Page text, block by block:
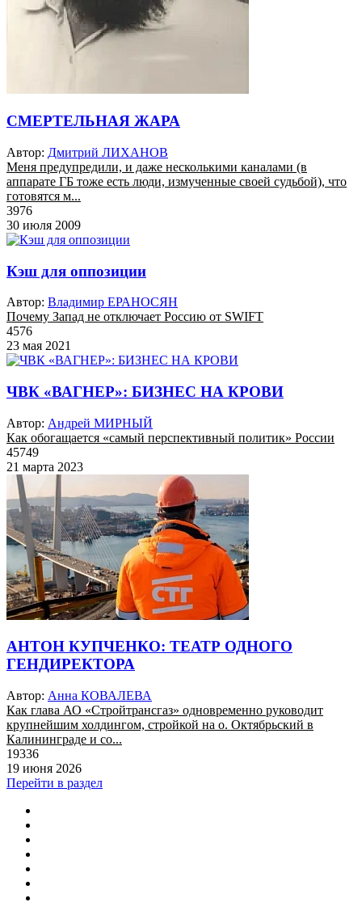
СМЕРТЕЛЬНАЯ ЖАРА
Автор: Дмитрий ЛИХАНОВ
Меня предупредили, и даже несколькими каналами (в
аппарате ГБ тоже есть люди, измученные своей судьбой), что
готовятся м...
3976
30 июля 2009
Кэш для оппозиции
Автор: Владимир ЕРАНОСЯН
Почему Запад не отключает Россию от SWIFT
4576
23 мая 2021
ЧВК «ВАГНЕР»: БИЗНЕС НА КРОВИ
Автор: Андрей МИРНЫЙ
Как обогащается «самый перспективный политик» России
45749
21 марта 2023
АНТОН КУПЧЕНКО: ТЕАТР ОДНОГО
ГЕНДИРЕКТОРА
Автор: Анна КОВАЛЕВА
Как глава АО «Стройтрансгаз» одновременно руководит
крупнейшим холдингом, стройкой на о. Октябрьский в
Калининграде и со...
19336
19 июня 2026
Перейти в раздел